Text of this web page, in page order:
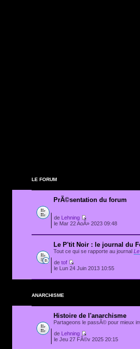
LE FORUM
PrÃ©sentation du forum
de
Lehning
le Mar 22 AoÃ» 2023 09:48
Le P'tit Noir : le journal du
Tout ce qui se rapporte au journal
de tof
le Lun 24 Juin 2013 10:55
ANARCHISME
Histoire de l'anarchisme
Partageons le passÃ© pour mieux
de
Lehning
le Jeu 27 FÃ©v 2025 20:15